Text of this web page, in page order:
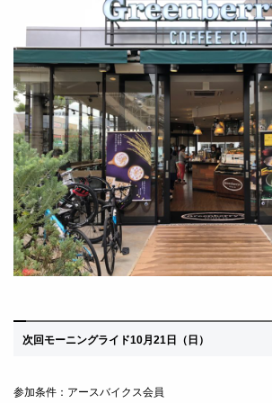
次回モーニングライド10月21日（日）
参加条件：アースバイクス会員